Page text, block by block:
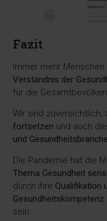
Fazit
Immer mehr
Verständnis der
für die
Wir sind
fortsetzen und auch die
und
Die Pandemie hat die
Thema Gesundheit
durch ihre Qualifikation
Gesundheitskompetenz
sein.